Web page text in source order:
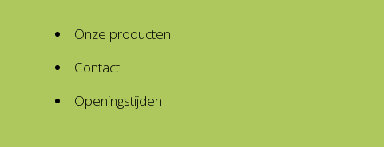
Onze producten
Contact
Openingstijden